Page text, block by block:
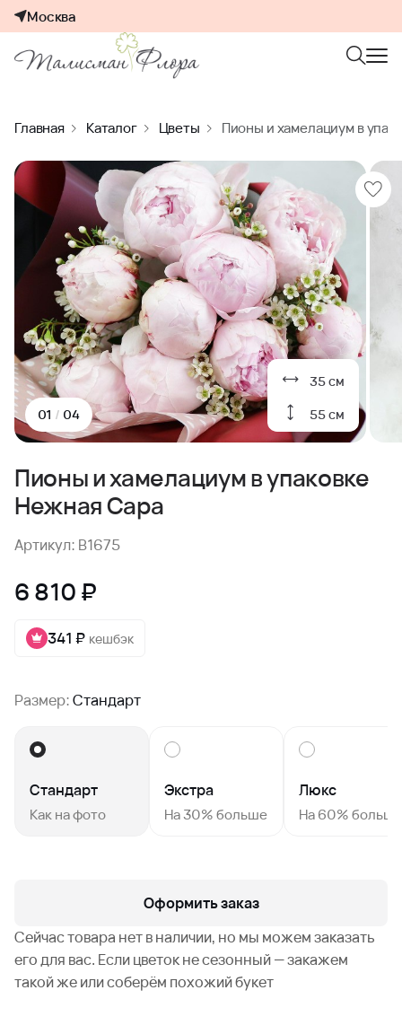
Москва
Главная Каталог Цветы Пионы и хамелациум в
35 см
55 см
01 / 04
Пионы и хамелациум в упаковке
Нежная Сара
Артикул: B1675
6 810 ₽
341 ₽ кешбэк
Размер:Стандарт
Стандарт
Как на фото
Экстра
На 30% больше
Люкс
На 60% больше
Оформить заказ
Сейчас товара нет в наличии, но мы можем заказать
его для вас. Если цветок не сезонный — закажем
такой же или соберём похожий букет